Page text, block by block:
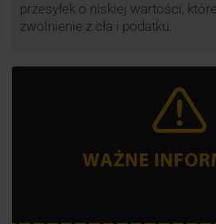
przesyłek o niskiej wartości,
zwolnienie z cła i podatku.